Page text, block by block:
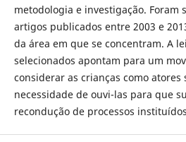
metodologia e investigação. Foram
artigos publicados entre 2003 e
da área em que se concentram. A
selecionados apontam para um
considerar as crianças como atores
necessidade de ouvi-las para que
recondução de processos